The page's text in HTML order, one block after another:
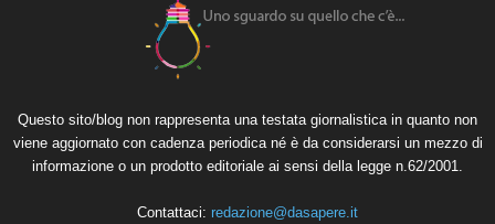
Questo sito/blog non rappresenta una testata giornalistica in quanto non
viene aggiornato con cadenza periodica né è da considerarsi un mezzo di
informazione o un prodotto editoriale ai sensi della legge n.62/2001.
Contattaci: redazione@dasapere.it